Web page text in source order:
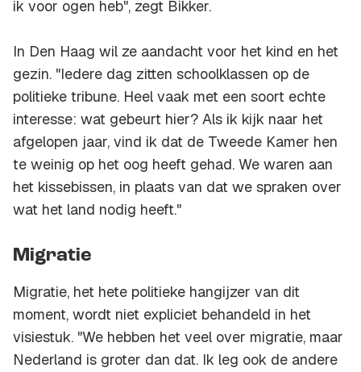
ik voor ogen heb", zegt Bikker.
In Den Haag wil ze aandacht voor het kind en het
gezin. "Iedere dag zitten schoolklassen op de
politieke tribune. Heel vaak met een soort echte
interesse: wat gebeurt hier? Als ik kijk naar het
afgelopen jaar, vind ik dat de Tweede Kamer hen
te weinig op het oog heeft gehad. We waren aan
het kissebissen, in plaats van dat we spraken over
wat het land nodig heeft."
Migratie
Migratie, het hete politieke hangijzer van dit
moment, wordt niet expliciet behandeld in het
visiestuk. "We hebben het veel over migratie, maar
Nederland is groter dan dat. Ik leg ook de andere